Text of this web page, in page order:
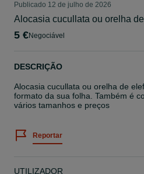
Publicado 12 de julho de 2026
Alocasia cucullata ou orelha
5 € Negociável
DESCRIÇÃO
Alocasia cucullata ou orelha de
formato da sua folha. Também é
vários tamanhos e preços
Reportar
UTILIZADOR